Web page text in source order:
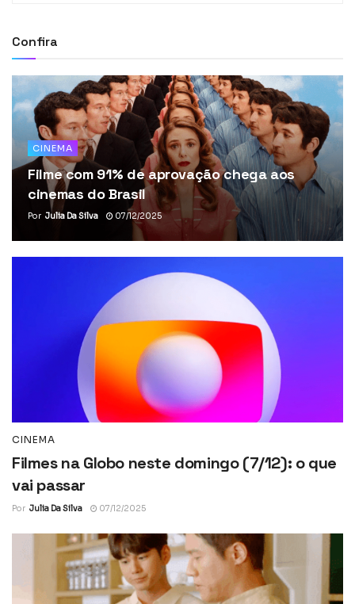
Confira
CINEMA
Filme com 91% de aprovação chega aos
cinemas do Brasil
Por Julia Da Silva 07/12/2025
CINEMA
Filmes na Globo neste domingo (7/12): o que
vai passar
Por Julia Da Silva 07/12/2025